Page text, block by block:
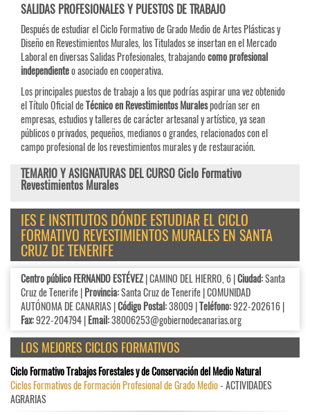
SALIDAS PROFESIONALES Y PUESTOS DE TRABAJO
Después de estudiar el Ciclo Formativo de Grado Medio de Artes Plásticas y
Diseño en Revestimientos Murales, los Titulados se insertan en el Mercado
Laboral en diversas Salidas Profesionales, trabajandocomo profesional
independienteo asociado en cooperativa.
Los principales puestos de trabajo a los que podrías aspirar una vez obtenido
el Título Oficial deTécnico en Revestimientos Muralespodrían ser en
empresas, estudios y talleres de carácter artesanal y artístico, ya sean
públicos o privados, pequeños, medianos o grandes, relacionados con el
campo profesional de los revestimientos murales y de restauración.
TEMARIO Y ASIGNATURAS DEL CURSO Ciclo Formativo
Revestimientos Murales
IES E INSTITUTOS DÓNDE ESTUDIAR EL CICLO
FORMATIVO REVESTIMIENTOS MURALES EN SANTA
CRUZ DE TENERIFE
Centro público FERNANDO ESTÉVEZ| CAMINO DEL HIERRO, 6 |Ciudad:Santa
Cruz de Tenerife |Provincia:Santa Cruz de Tenerife | COMUNIDAD
AUTÓNOMA DE CANARIAS |Código Postal:38009 |Teléfono:922-202616 |
Fax:922-204794 |Email:38006253@gobiernodecanarias.org
LOS MEJORES CICLOS FORMATIVOS
Ciclo Formativo Trabajos Forestales y de Conservación del Medio Natural
Ciclos Formativos de Formación Profesional de Grado Medio- ACTIVIDADES
AGRARIAS